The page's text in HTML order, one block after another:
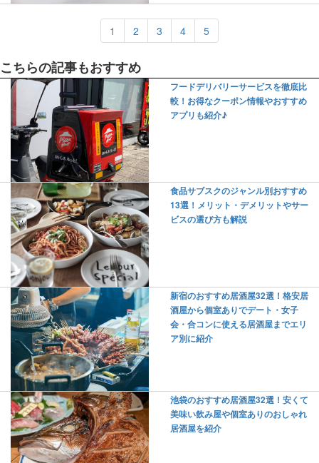
1 2 3 4 5
こちらの記事もおすすめ
フードデリバリーサービスを徹底比
較！お得なクーポン情報やおすすめ
アプリも紹介♪
食品サブスクのジャンル別おすすめ
13選！メリット・デメリットやサー
ビスの選び方も解説
新宿のおすすめ居酒屋32選！格安居
酒屋から個室ありでデート・女子
会・合コンに使える居酒屋までエリ
ア別に紹介
池袋のおすすめ居酒屋32選！安くて
美味い飲み屋や個室ありのおしゃれ
居酒屋を紹介